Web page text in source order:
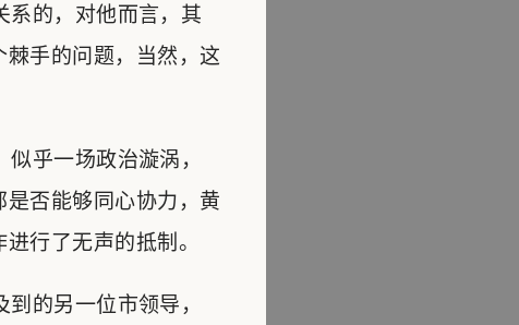
的，对他而言，其
手的问题，当然，这
乎一场政治漩涡，
否能够同心协力，黄
行了无声的抵制。
的另一位市领导，